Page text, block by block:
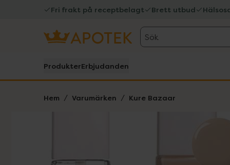
Fri frakt på receptbelagt Brett utbud
Sök
ProdukterErbjudanden
Hem Varumärken Kure Bazaar